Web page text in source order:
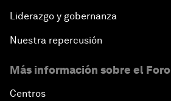
Liderazgo y gobernanza
Nuestra repercusión
Más información sobre el Foro
Centros